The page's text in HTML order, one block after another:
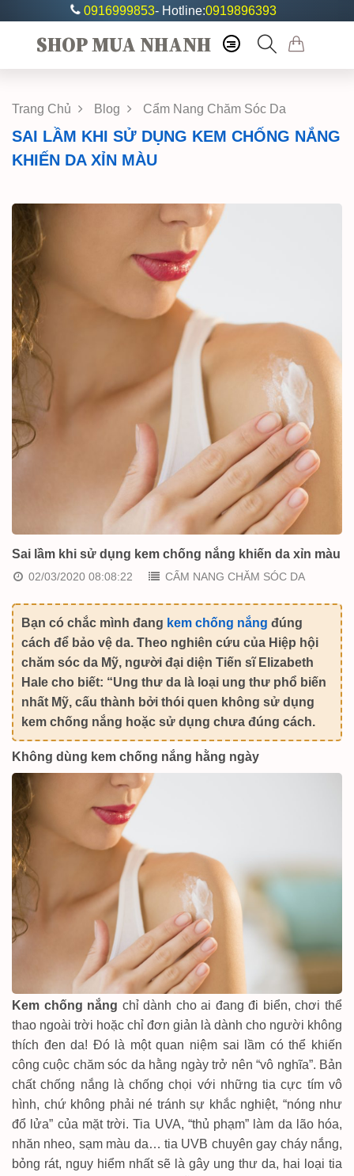
0916999853- Hotline:0919896393
SHOP MUA NHANH
Trang Chủ Blog Cẩm Nang Chăm Sóc Da
SAI LẦM KHI SỬ DỤNG KEM CHỐNG NẮNG
KHIẾN DA XỈN MÀU
Sai lầm khi sử dụng kem chống nắng khiến da xỉn màu
02/03/2020 08:08:22 CẨM NANG CHĂM SÓC DA
Bạn có chắc mình đang kem chống nắng đúng
cách để bảo vệ da. Theo nghiên cứu của Hiệp hội
chăm sóc da Mỹ, người đại diện Tiến sĩ Elizabeth
Hale cho biết: “Ung thư da là loại ung thư phổ biến
nhất Mỹ, cấu thành bởi thói quen không sử dụng
kem chống nắng hoặc sử dụng chưa đúng cách.
Không dùng kem chống nắng hằng ngày
Kem chống nắng chỉ dành cho ai đang đi biển, chơi thể
thao ngoài trời hoặc chỉ đơn giản là dành cho người không
thích đen da! Đó là một quan niệm sai lầm có thể khiến
công cuộc chăm sóc da hằng ngày trở nên “vô nghĩa”. Bản
chất chống nắng là chống chọi với những tia cực tím vô
hình, chứ không phải né tránh sự khắc nghiệt, “nóng như
đổ lửa” của mặt trời. Tia UVA, “thủ phạm” làm da lão hóa,
nhăn nheo, sạm màu da… tia UVB chuyên gay cháy nắng,
bỏng rát, nguy hiểm nhất sẽ là gây ung thư da, hai loại tia